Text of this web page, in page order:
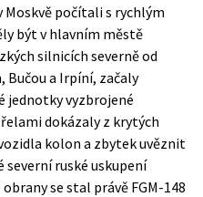
počítali s rychlým
být v hlavním městě
silnicích severně od
a Irpíní, začaly
jednotky vyzbrojené
dokázaly z krytých
kolon a zbytek uvěznit
severní ruské uskupení
se stal právě FGM-148